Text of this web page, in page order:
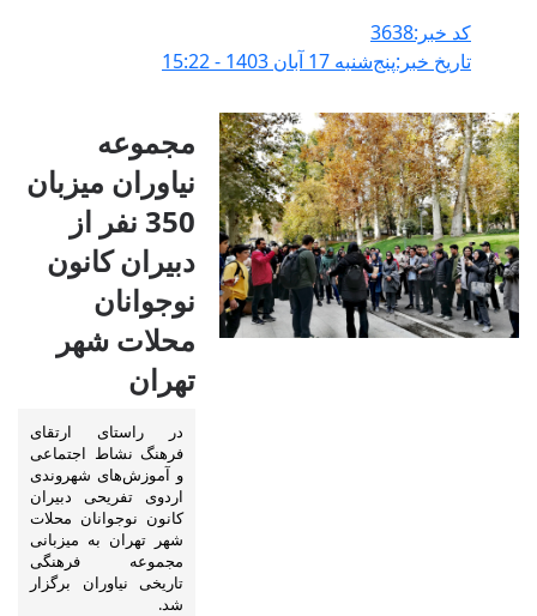
کد خبر:3638
تاریخ خبر:پنج‌شنبه 17 آبان 1403 - 15:22
مجموعه
نیاوران میزبان
350 نفر از
دبیران کانون
نوجوانان
محلات شهر
تهران
در راستای ارتقای
فرهنگ نشاط اجتماعی
و آموزش‌های شهروندی
اردوی تفریحی دبیران
کانون نوجوانان محلات
شهر تهران به میزبانی
مجموعه فرهنگی
تاریخی نیاوران برگزار
شد.